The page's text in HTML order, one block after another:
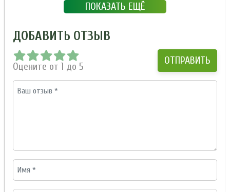
ПОКАЗАТЬ ЕЩЁ
ДОБАВИТЬ ОТЗЫВ
Оцените от 1 до 5